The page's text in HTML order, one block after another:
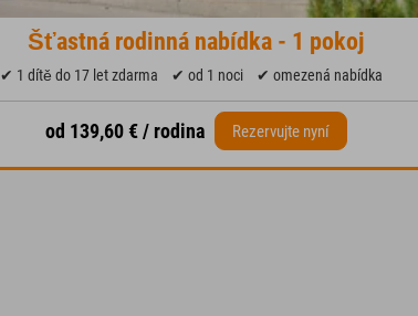
Šťastná rodinná nabídka - 1 pokoj
✔ 1 dítě do 17 let zdarma ✔ od 1 noci ✔ omezená nabídka
od 139,60 € / rodina Rezervujte nyní